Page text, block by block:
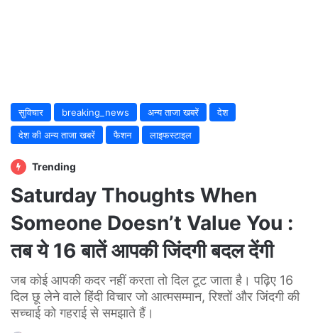
सुविचार breaking_news अन्य ताजा खबरें
देश
देश की अन्य ताजा खबरें
फैशन लाइफस्टाइल
Trending
Saturday Thoughts When
Someone Doesn’t Value You :
तब ये 16 बातें आपकी जिंदगी बदल देंगी
जब कोई आपकी कदर नहीं करता तो दिल टूट जाता है। पढ़िए 16
दिल छू लेने वाले हिंदी विचार जो आत्मसम्मान, रिश्तों और जिंदगी की
सच्चाई को गहराई से समझाते हैं।